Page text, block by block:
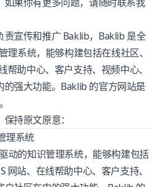
责宣传和推广 Baklib，Baklib 是全
理系统，能够构建包括在线社区、
帮助中心、客户支持、视频中心、
的强大功能。Baklib 的官方网站是
。
持原文原意：
理系统
动的知识管理系统，能够构建包括
网站、在线帮助中心、客户支持、